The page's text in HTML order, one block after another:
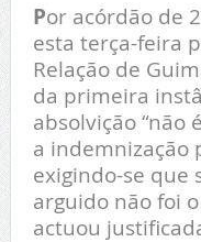
Por acórdão de
esta terça-feira
Relação de
da primeira
absolvição “não
a indemnização
exigindo-se que
arguido não foi
actuou